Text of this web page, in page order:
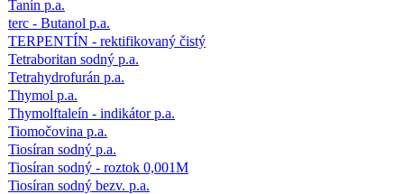
Tanín p.a.
terc - Butanol p.a.
TERPENTÍN - rektifikovaný čistý
Tetraboritan sodný p.a.
Tetrahydrofurán p.a.
Thymol p.a.
Thymolftaleín - indikátor p.a.
Tiomočovina p.a.
Tiosíran sodný p.a.
Tiosíran sodný - roztok 0,001M
Tiosíran sodný bezv. p.a.